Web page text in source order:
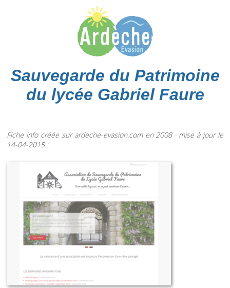
Sauvegarde du Patrimoine
du lycée Gabriel Faure
Fiche info créée sur ardeche-evasion.com en 2008 · mise à jour le
14-04-2015 :